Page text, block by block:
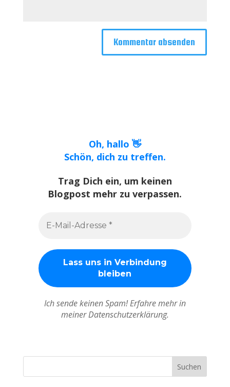
Oh, hallo 👋
Schön, dich zu treffen.
Trag Dich ein, um keinen
Blogpost mehr zu verpassen.
Ich sende keinen Spam! Erfahre mehr in
meiner Datenschutzerklärung.